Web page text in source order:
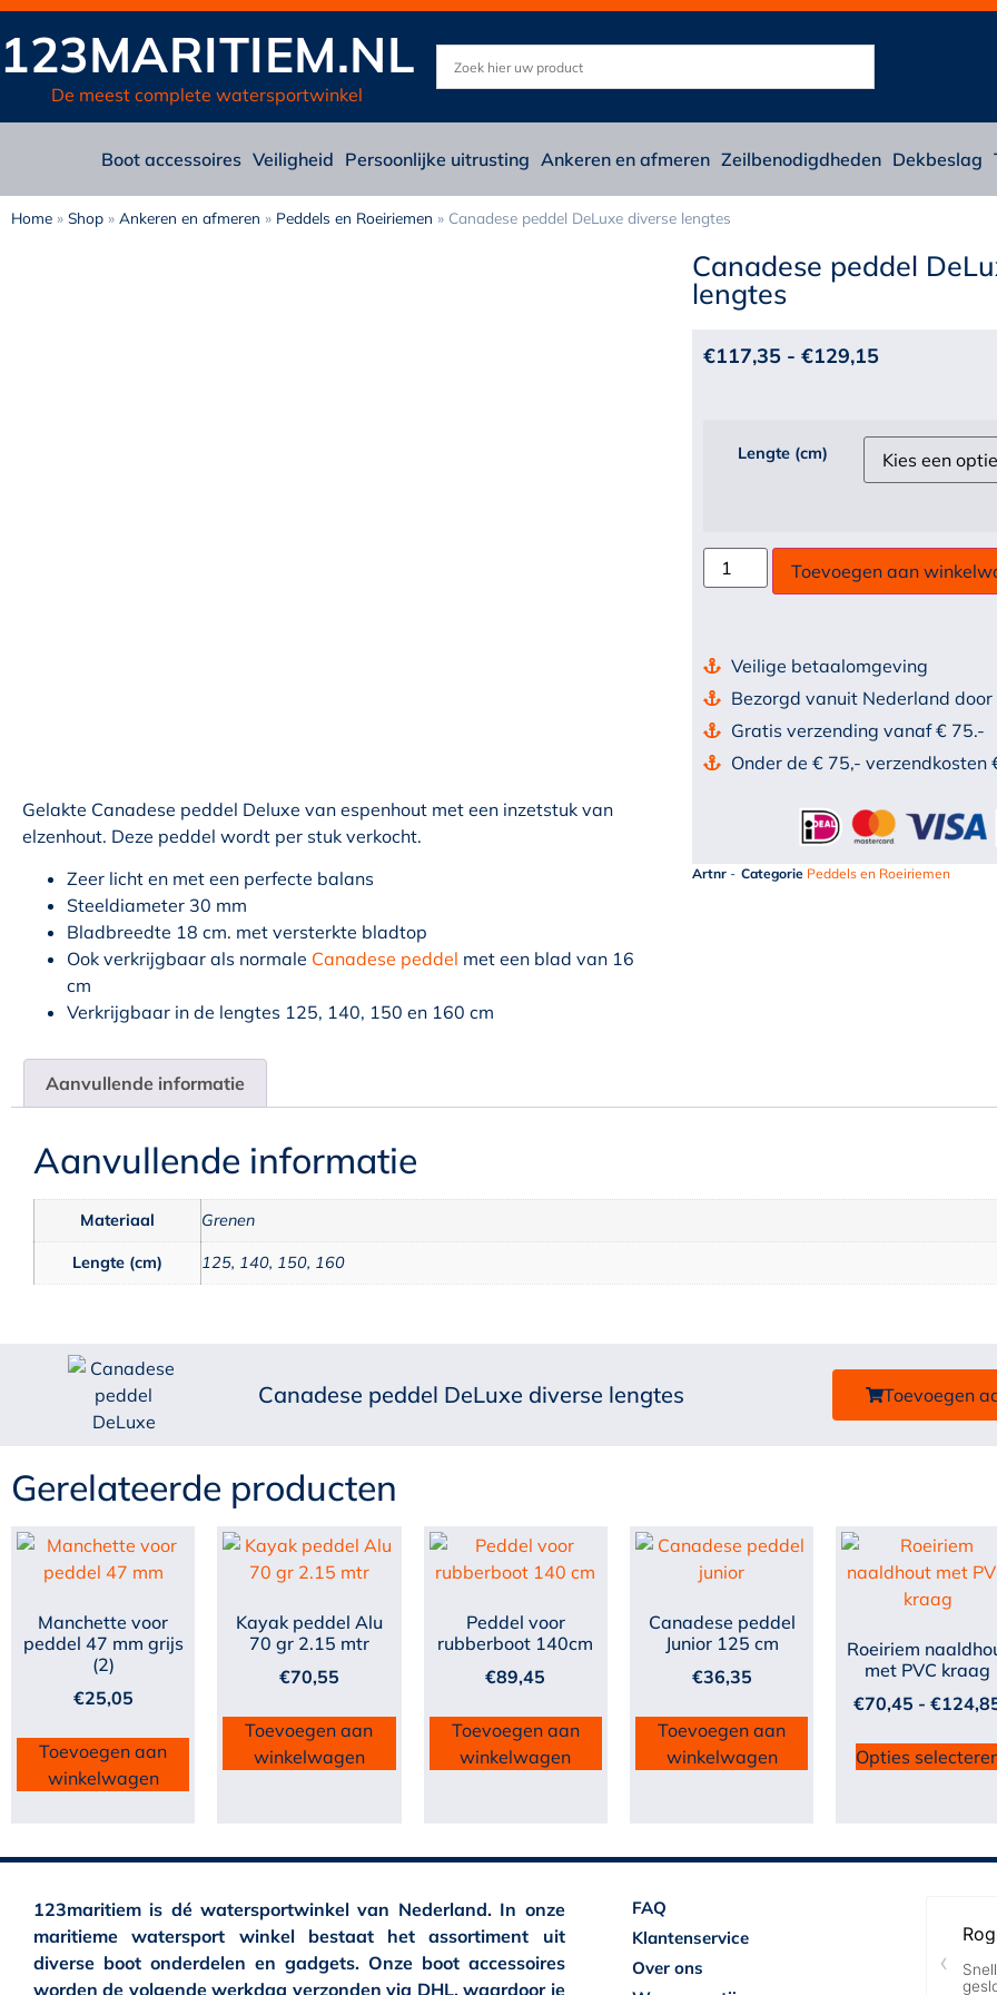
123MARITIEM.NL
De meest complete watersportwinkel
Boot accessoires Veiligheid Persoonlijke uitrusting Ankeren en afmeren Zeilbenodigdheden Dekbeslag
Home » Shop » Ankeren en afmeren » Peddels en Roeiriemen » Canadese peddel DeLuxe diverse lengtes
Gelakte Canadese peddel Deluxe van espenhout met een inzetstuk van
elzenhout. Deze peddel wordt per stuk verkocht.
Zeer licht en met een perfecte balans
Steeldiameter 30 mm
Bladbreedte 18 cm. met versterkte bladtop
Ook verkrijgbaar als normale Canadese peddel met een blad van 16
cm
Verkrijgbaar in de lengtes 125, 140, 150 en 160 cm
Canadese peddel
lengtes
€117,35 - €129,15
Lengte (cm)
Toevoegen aan
Veilige betaalomgeving
Bezorgd vanuit Nederland door
Gratis verzending vanaf € 75.-
Onder de € 75,- verzendkosten
Artnr - Categorie Peddels en Roeiriemen
Aanvullende informatie
Aanvullende informatie
Materiaal Grenen
Lengte (cm) 125, 140, 150, 160
Canadese peddel DeLuxe diverse lengtes Toevoegen
Gerelateerde producten
Manchette voor
peddel 47 mm grijs
(2)
€25,05
Toevoegen aan
winkelwagen
Kayak peddel Alu
70 gr 2.15 mtr
€70,55
Toevoegen aan
winkelwagen
Peddel voor
rubberboot 140cm
€89,45
Toevoegen aan
winkelwagen
Canadese peddel
Junior 125 cm
€36,35
Toevoegen aan
winkelwagen
Roeiriem
met PVC kraag
€70,45 - €
Opties
123maritiem is dé watersportwinkel van Nederland. In onze
maritieme watersport winkel bestaat het assortiment uit
diverse boot onderdelen en gadgets. Onze boot accessoires
worden de volgende werkdag verzonden via DHL, waardoor je
FAQ
Klantenservice
Over ons